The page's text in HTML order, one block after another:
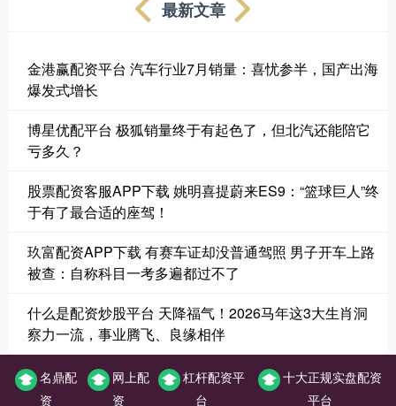
最新文章
金港赢配资平台 汽车行业7月销量：喜忧参半，国产出海
爆发式增长
博星优配平台 极狐销量终于有起色了，但北汽还能陪它
亏多久？
股票配资客服APP下载 姚明喜提蔚来ES9：“篮球巨人”终
于有了最合适的座驾！
玖富配资APP下载 有赛车证却没普通驾照 男子开车上路
被查：自称科目一考多遍都过不了
什么是配资炒股平台 天降福气！2026马年这3大生肖洞
察力一流，事业腾飞、良缘相伴
名鼎配
资
网上配
资
杠杆配资平
台
十大正规实盘配资
平台